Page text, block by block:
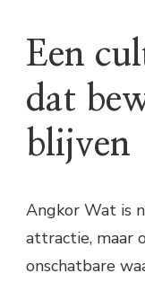
Een
dat
blijven
Angkor Wat is
attractie, maar
onschatbare